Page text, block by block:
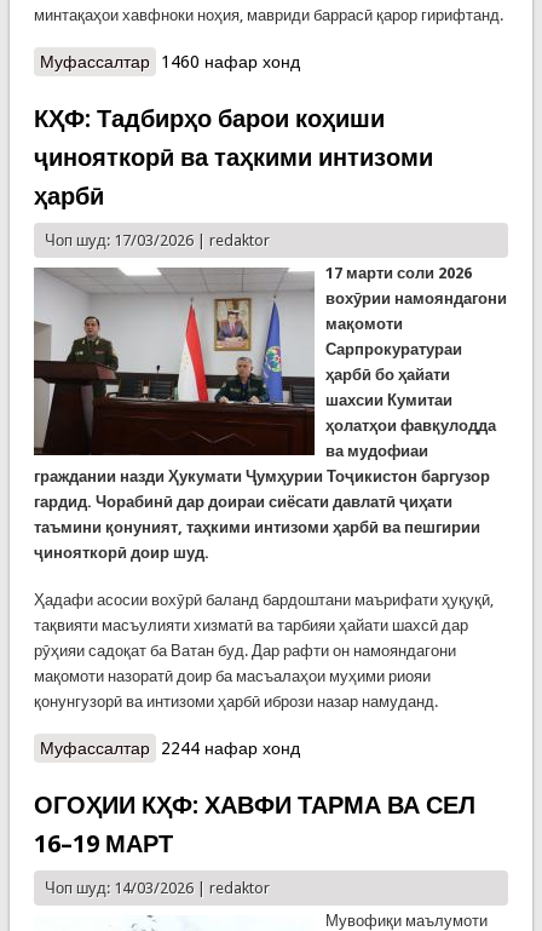
минтақаҳои хавфноки ноҳия, мавриди баррасӣ қарор гирифтанд.
Муфассалтаро КҲФ: Баргузории ҷаласаи Комиссия оид ба
шаҳри Роғун
1460 нафар хонд
КҲФ: Тадбирҳо барои коҳиши
ҷинояткорӣ ва таҳкими интизоми
ҳарбӣ
Чоп шуд: 17/03/2026 | redaktor
17 марти соли 2026
вохӯрии намояндагони
мақомоти
Сарпрокуратураи
ҳарбӣ бо ҳайати
шахсии Кумитаи
ҳолатҳои фавқулодда
ва мудофиаи
граждании назди Ҳукумати Ҷумҳурии Тоҷикистон баргузор
гардид. Чорабинӣ дар доираи сиёсати давлатӣ ҷиҳати
таъмини қонуният, таҳкими интизоми ҳарбӣ ва пешгирии
ҷинояткорӣ доир шуд.
Ҳадафи асосии вохӯрӣ баланд бардоштани маърифати ҳуқуқӣ,
тақвияти масъулияти хизматӣ ва тарбияи ҳайати шахсӣ дар
рӯҳияи садоқат ба Ватан буд. Дар рафти он намояндагони
мақомоти назоратӣ доир ба масъалаҳои муҳими риояи
қонунгузорӣ ва интизоми ҳарбӣ ибрози назар намуданд.
Муфассалтаро КҲФ: Тадбирҳо барои коҳиши ҷинояткорӣ ва
2244 нафар хонд
ОГОҲИИ КҲФ: ХАВФИ ТАРМА ВА СЕЛ
16–19 МАРТ
Чоп шуд: 14/03/2026 | redaktor
Мувофиқи маълумоти